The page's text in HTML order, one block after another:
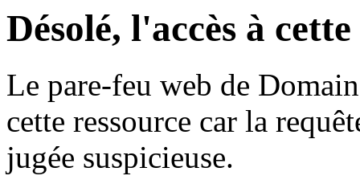
Désolé, l'accès à
Le pare-feu web de
cette ressource car la
jugée suspicieuse.